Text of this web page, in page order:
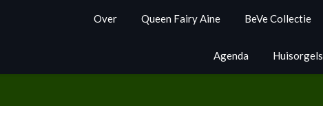
Over Queen Fairy Aine BeVe Collectie
Agenda Huisorgels